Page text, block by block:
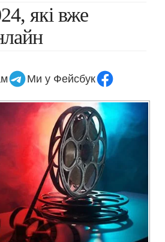
Ми у Фейсбук